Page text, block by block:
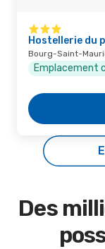
Hostellerie du
Bourg-Saint-
Emplacement
Des